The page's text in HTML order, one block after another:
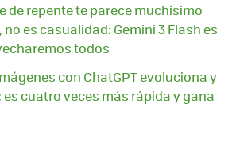
de repente te parece muchísimo
es casualidad: Gemini 3 Flash es
todos
con ChatGPT evoluciona y
es cuatro veces más rápida y gana